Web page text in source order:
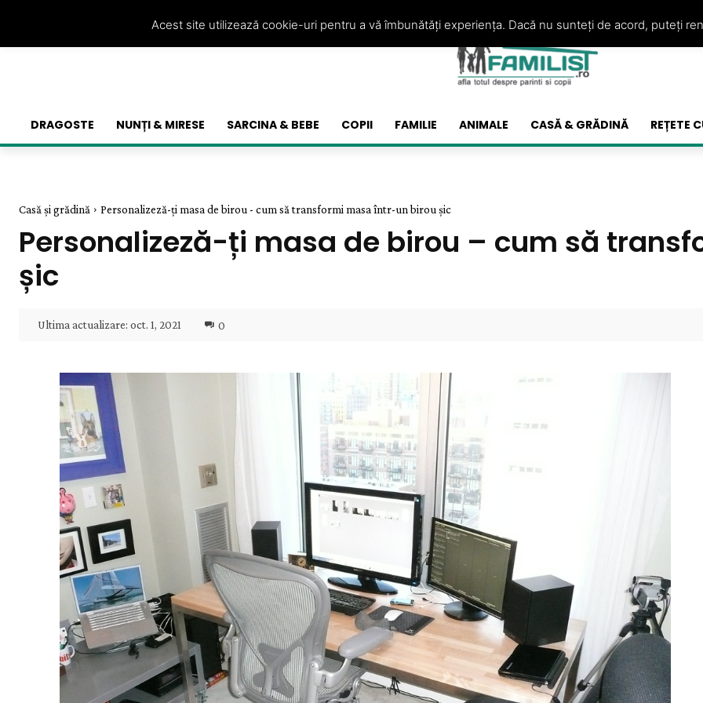
DRAGOSTE NUNȚI & MIRESE SARCINA & BEBE COPII FAMILIE ANIMALE CASĂ & GRĂDINĂ REȚETE
Casă și grădină Personalizeză-ți masa de birou - cum să transformi masa într-un birou șic
Personalizeză-ți masa de birou – cum să
șic
Ultima actualizare: oct. 1, 2021 0
Acest site utilizează cookie-uri pentru a vă îmbunătăți experiența. Dacă nu sunteți de acord, puteți